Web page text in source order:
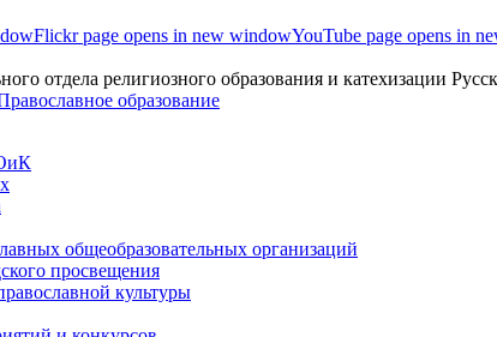
Flickr page opens in new windowYouTube page opens in
отдела религиозного образования и катехизации
общеобразовательных организаций
просвещения
культуры